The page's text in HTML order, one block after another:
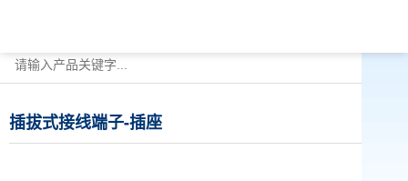
插拔式接线端子-插座